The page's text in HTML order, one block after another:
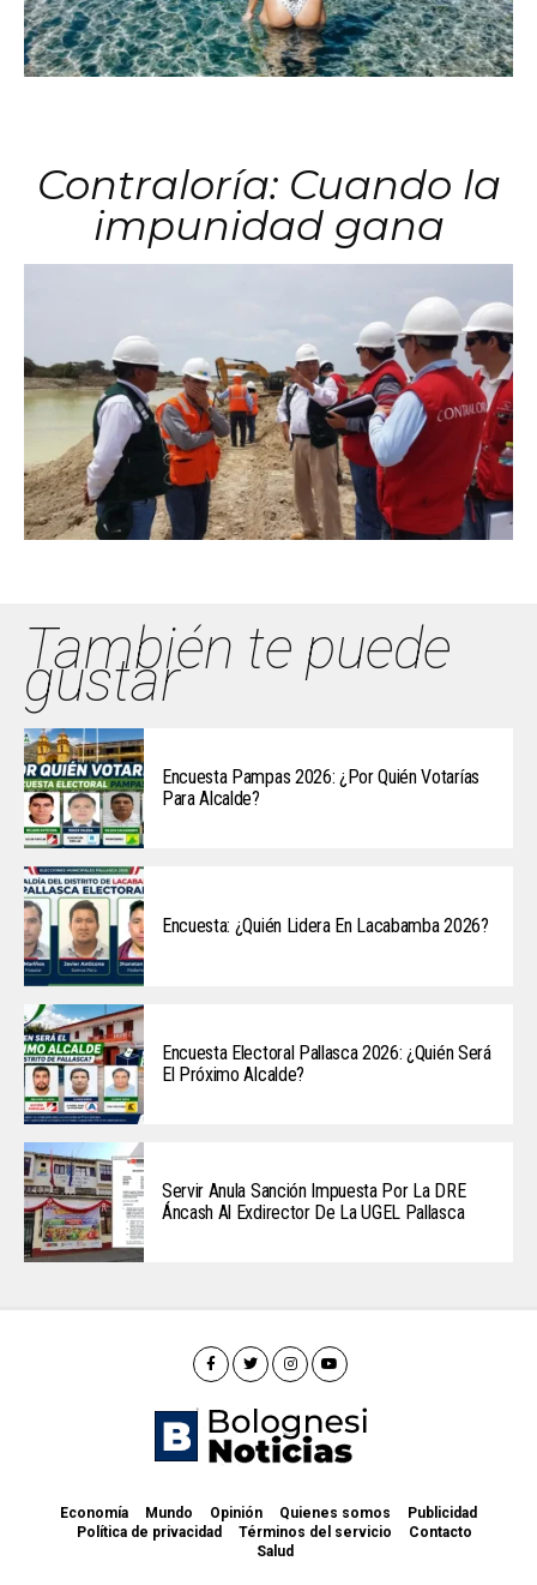
Contraloría: Cuando la
impunidad gana
También te puede
gustar
Encuesta Pampas 2026: ¿Por Quién Votarías
Para Alcalde?
Encuesta: ¿Quién Lidera En Lacabamba 2026?
Encuesta Electoral Pallasca 2026: ¿Quién Será
El Próximo Alcalde?
Servir Anula Sanción Impuesta Por La DRE
Áncash Al Exdirector De La UGEL Pallasca
Economía Mundo Opinión Quienes somos
Publicidad
Política de privacidad
Términos del servicio
Contacto
Salud